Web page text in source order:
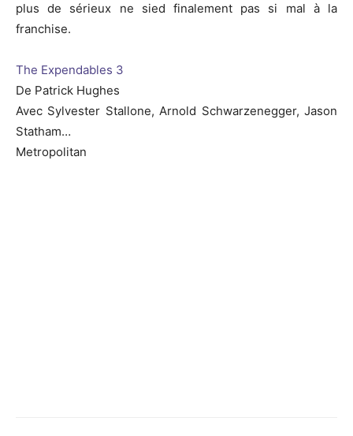
plus de sérieux ne sied finalement pas si mal à la
franchise.
The Expendables 3
De Patrick Hughes
Avec Sylvester Stallone, Arnold Schwarzenegger, Jason
Statham…
Metropolitan